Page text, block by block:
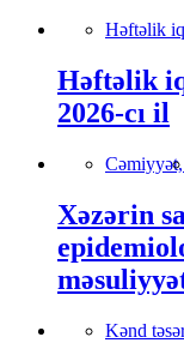
Həftəlik
Həftəlik
2026-cı il
Cəmiyyət,
Xəzərin
Kənd